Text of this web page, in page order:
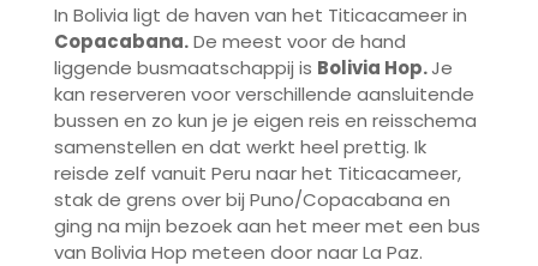
In Bolivia ligt de haven van het Titicacameer in
Copacabana.De meest voor de hand
liggende busmaatschappij is Bolivia Hop.Je
kan reserveren voor verschillende aansluitende
bussen en zo kun je je eigen reis en reisschema
samenstellen en dat werkt heel prettig. Ik
reisde zelf vanuit Peru naar het Titicacameer,
stak de grens over bij Puno/Copacabana en
ging na mijn bezoek aan het meer met een bus
van Bolivia Hop meteen door naar La Paz.